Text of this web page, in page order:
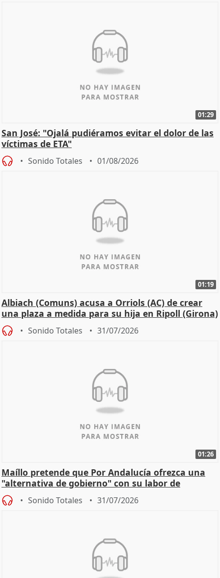
01:29
San José: "Ojalá pudiéramos evitar el dolor de las
víctimas de ETA"
Sonido Totales 01/08/2026
01:19
Albiach (Comuns) acusa a Orriols (AC) de crear
una plaza a medida para su hija en Ripoll (Girona)
Sonido Totales 31/07/2026
01:26
Maíllo pretende que Por Andalucía ofrezca una
"alternativa de gobierno" con su labor de
oposición
Sonido Totales 31/07/2026